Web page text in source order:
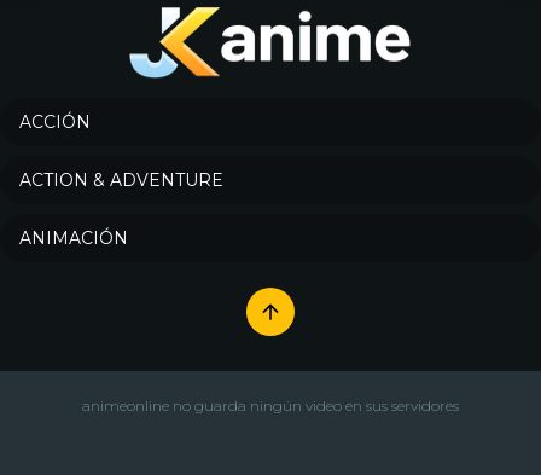
ACCIÓN
ACTION & ADVENTURE
ANIMACIÓN
animeonline no guarda ningún video en sus servidores